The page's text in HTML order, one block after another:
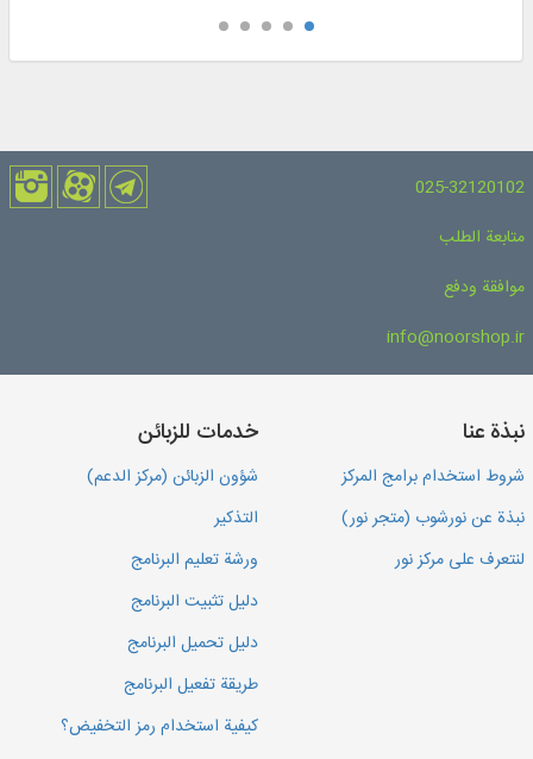
025-32120102
متابعة الطلب
موافقة ودفع
info@noorshop.ir
نبذة عنا
شروط استخدام برامج المركز
نبذة عن نورشوب (متجر نور)
لنتعرف على مركز نور
خدمات للزبائن
شؤون الزبائن (مركز الدعم)
التذكير
ورشة تعليم البرنامج
دليل تثبيت البرنامج
دليل تحميل البرنامج
طريقة تفعيل البرنامج
كيفية استخدام رمز التخفيض؟